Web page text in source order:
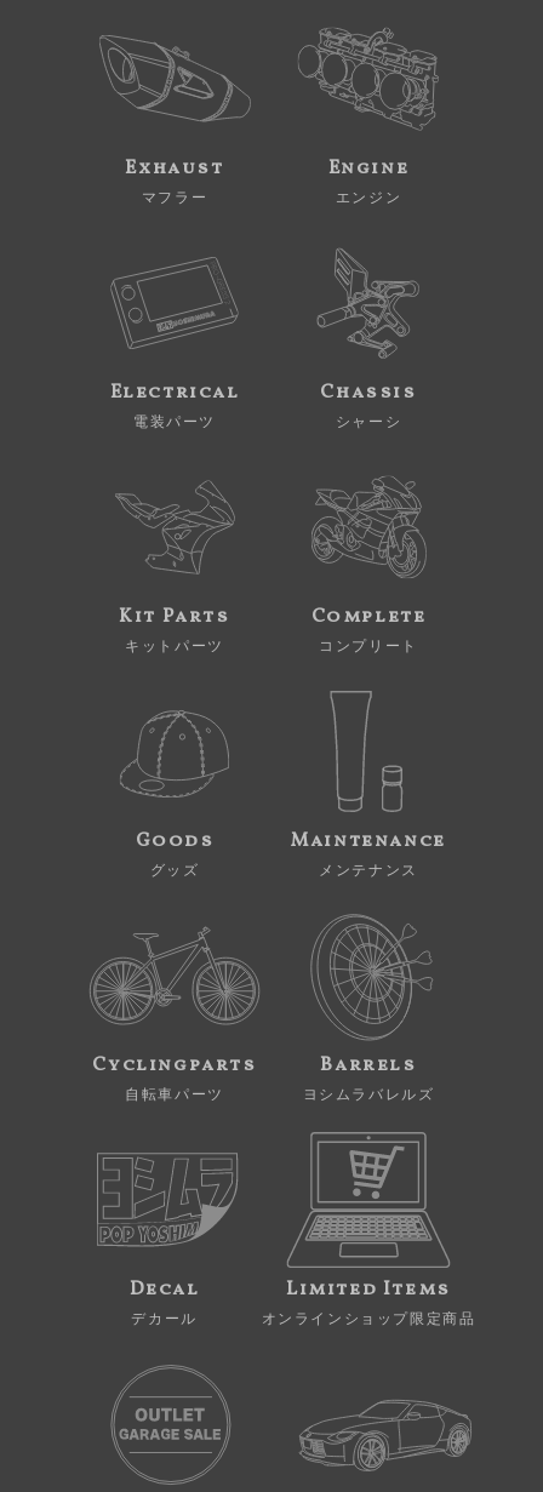
Exhaust
マフラー
Engine
エンジン
Electrical
電装パーツ
Chassis
シャーシ
Kit Parts
キットパーツ
Complete
コンプリート
Goods
グッズ
Maintenance
メンテナンス
Cyclingparts
自転車パーツ
Barrels
ヨシムラバレルズ
Decal
デカール
Limited Items
オンラインショップ限定商品